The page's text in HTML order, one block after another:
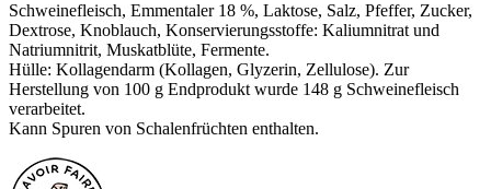
Schweinefleisch, Emmentaler 18 %, Laktose, Salz, Pfeffer, Zucker,
Dextrose, Knoblauch, Konservierungsstoffe: Kaliumnitrat und
Natriumnitrit, Muskatblüte, Fermente.
Hülle: Kollagendarm (Kollagen, Glyzerin, Zellulose). Zur
Herstellung von 100 g Endprodukt wurde 148 g Schweinefleisch
verarbeitet.
Kann Spuren von Schalenfrüchten enthalten.